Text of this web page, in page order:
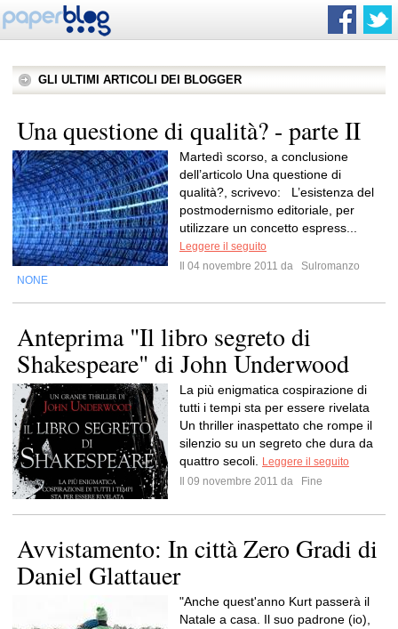
GLI ULTIMI ARTICOLI DEI BLOGGER
Una questione di qualità? - parte II
Martedì scorso, a conclusione
dell’articolo Una questione di
qualità?, scrivevo: L’esistenza del
postmodernismo editoriale, per
utilizzare un concetto espress...
Leggere il seguito
Il 04 novembre 2011 da
Sulromanzo
NONE
Anteprima "Il libro segreto di
Shakespeare" di John Underwood
La più enigmatica cospirazione di
tutti i tempi sta per essere rivelata
Un thriller inaspettato che rompe il
silenzio su un segreto che dura da
quattro secoli.
Leggere il seguito
Il 09 novembre 2011 da
Fine
Avvistamento: In città Zero Gradi di
Daniel Glattauer
"Anche quest'anno Kurt passerà il
Natale a casa. Il suo padrone (io),